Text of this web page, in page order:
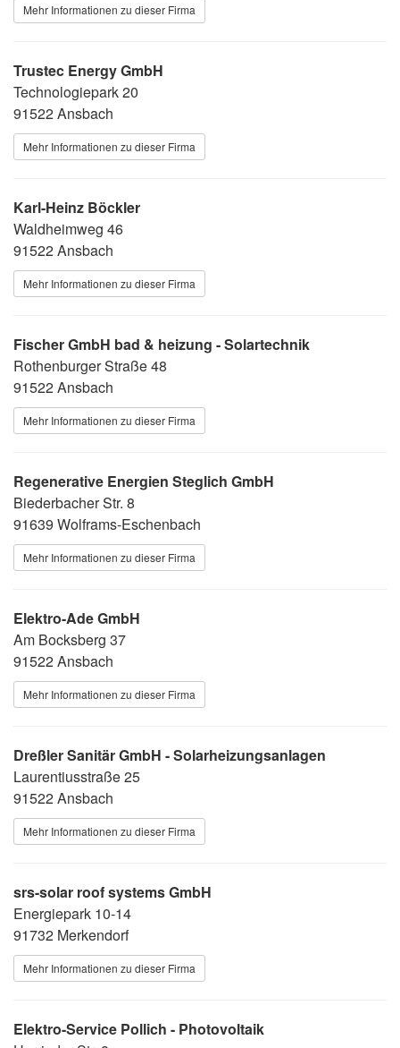
Mehr Informationen zu dieser Firma
Trustec Energy GmbH
Technologiepark 20
91522 Ansbach
Mehr Informationen zu dieser Firma
Karl-Heinz Böckler
Waldheimweg 46
91522 Ansbach
Mehr Informationen zu dieser Firma
Fischer GmbH bad & heizung - Solartechnik
Rothenburger Straße 48
91522 Ansbach
Mehr Informationen zu dieser Firma
Regenerative Energien Steglich GmbH
Biederbacher Str. 8
91639 Wolframs-Eschenbach
Mehr Informationen zu dieser Firma
Elektro-Ade GmbH
Am Bocksberg 37
91522 Ansbach
Mehr Informationen zu dieser Firma
Dreßler Sanitär GmbH - Solarheizungsanlagen
Laurentiusstraße 25
91522 Ansbach
Mehr Informationen zu dieser Firma
srs-solar roof systems GmbH
Energiepark 10-14
91732 Merkendorf
Mehr Informationen zu dieser Firma
Elektro-Service Pollich - Photovoltaik